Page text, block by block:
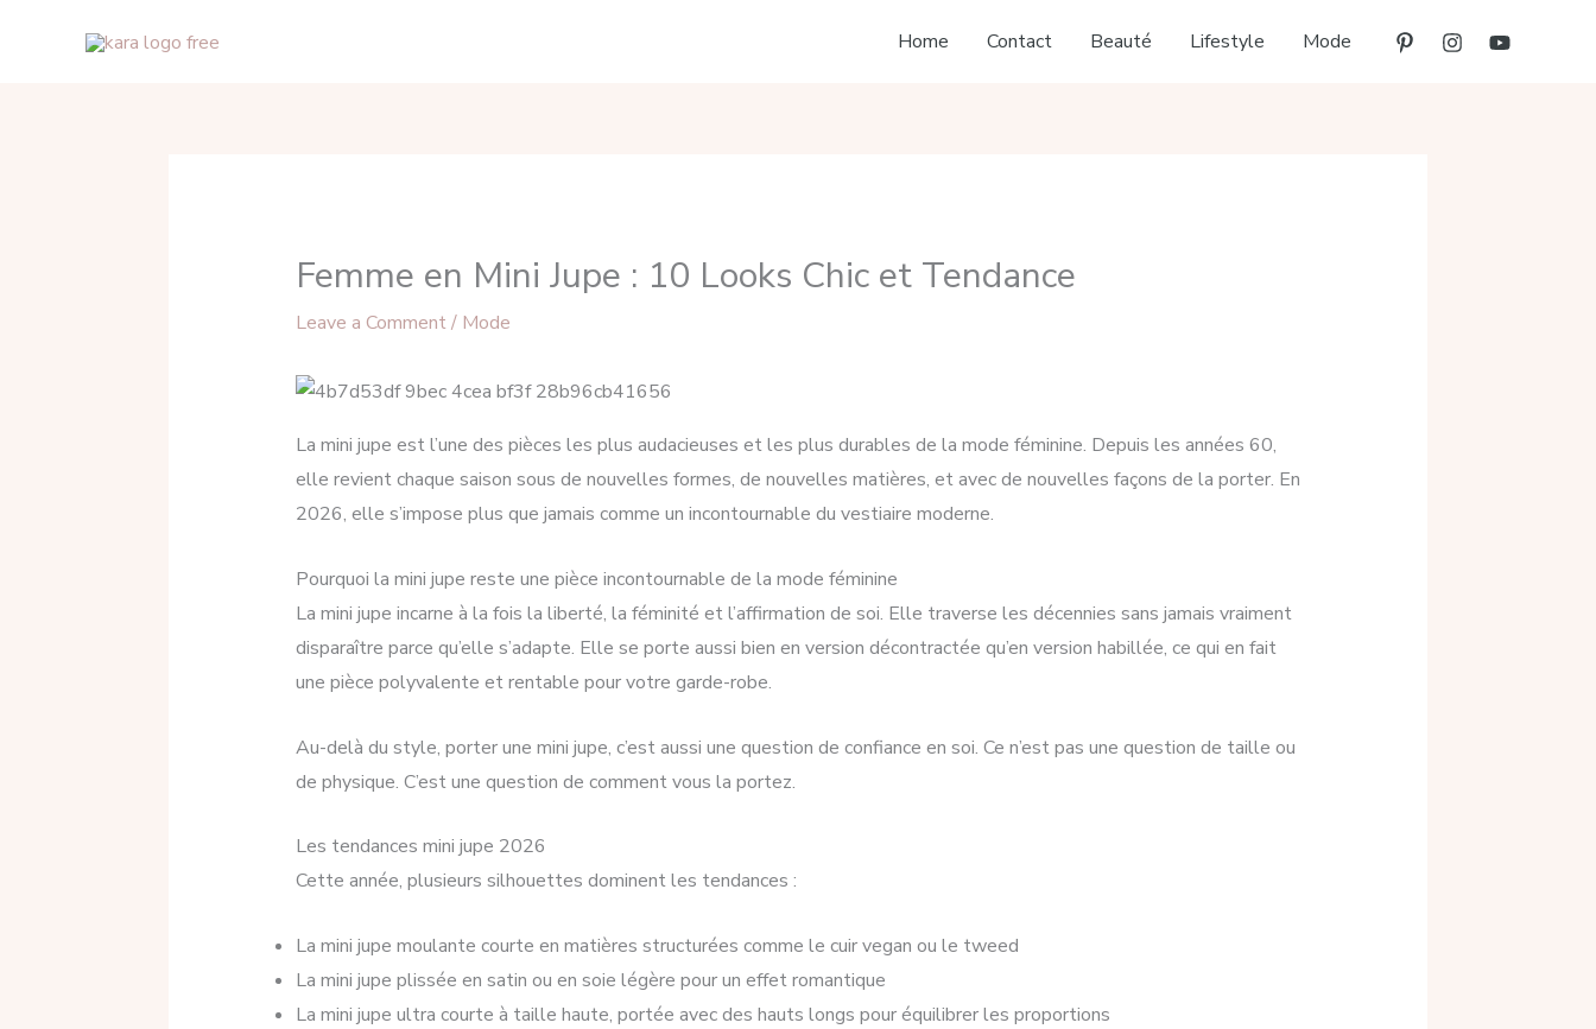
Home Contact Beauté Lifestyle Mode
Femme en Mini Jupe : 10 Looks Chic et Tendance
Leave a Comment / Mode
La mini jupe est l’une des pièces les plus audacieuses et les plus durables de la mode féminine. Depuis les années 60,
elle revient chaque saison sous de nouvelles formes, de nouvelles matières, et avec de nouvelles façons de la porter. En
2026, elle s’impose plus que jamais comme un incontournable du vestiaire moderne.
Pourquoi la mini jupe reste une pièce incontournable de la mode féminine
La mini jupe incarne à la fois la liberté, la féminité et l’affirmation de soi. Elle traverse les décennies sans jamais vraiment
disparaître parce qu’elle s’adapte. Elle se porte aussi bien en version décontractée qu’en version habillée, ce qui en fait
une pièce polyvalente et rentable pour votre garde-robe.
Au-delà du style, porter une mini jupe, c’est aussi une question de confiance en soi. Ce n’est pas une question de taille ou
de physique. C’est une question de comment vous la portez.
Les tendances mini jupe 2026
Cette année, plusieurs silhouettes dominent les tendances :
La mini jupe moulante courte en matières structurées comme le cuir vegan ou le tweed
La mini jupe plissée en satin ou en soie légère pour un effet romantique
La mini jupe ultra courte à taille haute, portée avec des hauts longs pour équilibrer les proportions